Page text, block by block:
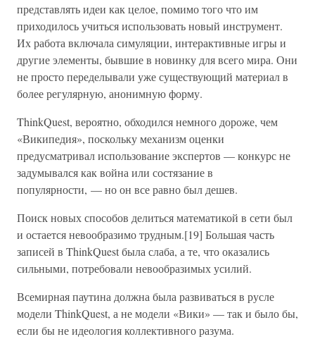
представлять идеи как целое, помимо того что им
приходилось учиться использовать новый инструмент.
Их работа включала симуляции, интерактивные игры и
другие элементы, бывшие в новинку для всего мира. Они
не просто переделывали уже существующий материал в
более регулярную, анонимную форму.
ThinkQuest, вероятно, обходился немного дороже, чем
«Википедия», поскольку механизм оценки
предусматривал использование экспертов — конкурс не
задумывался как война или состязание в
популярности, — но он все равно был дешев.
Поиск новых способов делиться математикой в сети был
и остается невообразимо трудным.[19] Большая часть
записей в ThinkQuest была слаба, а те, что оказались
сильными, потребовали невообразимых усилий.
Всемирная паутина должна была развиваться в русле
модели ThinkQuest, а не модели «Вики» — так и было бы,
если бы не идеология коллективного разума.